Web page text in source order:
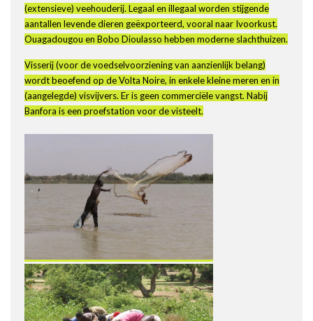
(extensieve) veehouderij. Legaal en illegaal worden stijgende
aantallen levende dieren geëxporteerd, vooral naar Ivoorkust.
Ouagadougou en Bobo Dioulasso hebben moderne slachthuizen.
Visserij (voor de voedselvoorziening van aanzienlijk belang)
wordt beoefend op de Volta Noire, in enkele kleine meren en in
(aangelegde) visvijvers. Er is geen commerciële vangst. Nabij
Banfora is een proefstation voor de visteelt.